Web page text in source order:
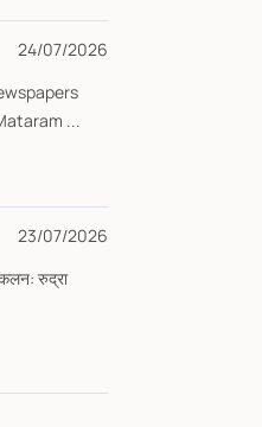
24/07/2026
...
23/07/2026